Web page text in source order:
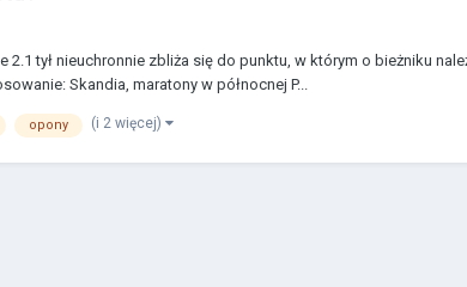
tył nieuchronnie zbliża się do punktu, w którym o bieżniku
Skandia, maratony w północnej P...
opony (i 2 więcej)